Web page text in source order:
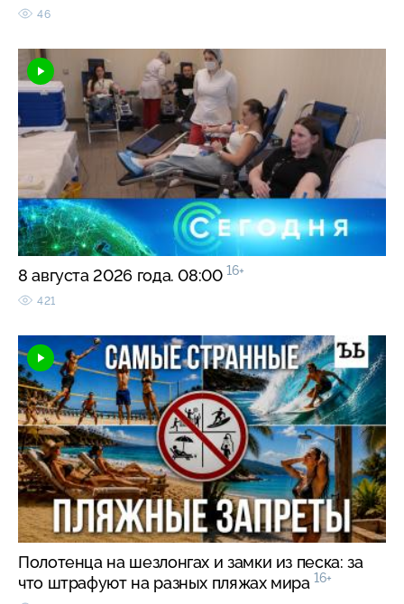
46
8 августа 2026 года. 08:00 16+
421
Полотенца на шезлонгах и замки из песка: за
что штрафуют на разных пляжах мира 16+